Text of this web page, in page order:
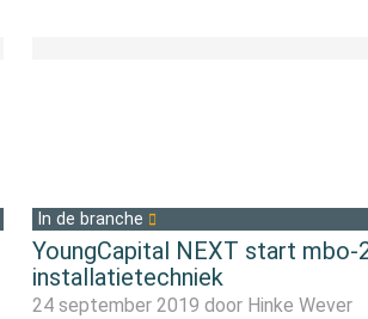
In de branche
YoungCapital NEXT start mbo-
installatietechniek
24 september 2019 door Hinke Wever